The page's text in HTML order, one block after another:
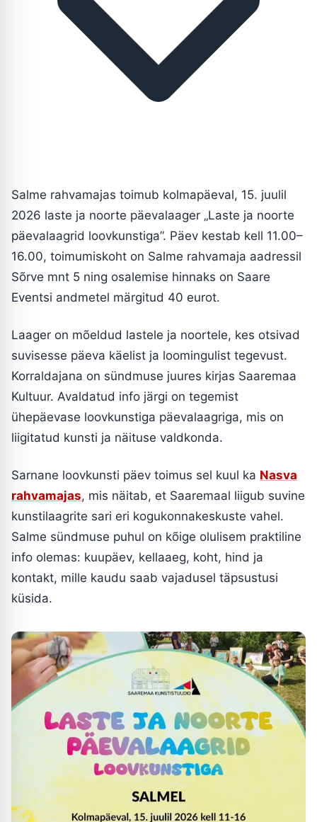
Salme rahvamajas toimub kolmapäeval, 15. juulil
2026 laste ja noorte päevalaager „Laste ja noorte
päevalaagrid loovkunstiga”. Päev kestab kell 11.00–
16.00, toimumiskoht on Salme rahvamaja aadressil
Sõrve mnt 5 ning osalemise hinnaks on Saare
Eventsi andmetel märgitud 40 eurot.
Laager on mõeldud lastele ja noortele, kes otsivad
suvisesse päeva käelist ja loomingulist tegevust.
Korraldajana on sündmuse juures kirjas Saaremaa
Kultuur. Avaldatud info järgi on tegemist
ühepäevase loovkunstiga päevalaagriga, mis on
liigitatud kunsti ja näituse valdkonda.
Sarnane loovkunsti päev toimus sel kuul ka Nasva
rahvamajas, mis näitab, et Saaremaal liigub suvine
kunstilaagrite sari eri kogukonnakeskuste vahel.
Salme sündmuse puhul on kõige olulisem praktiline
info olemas: kuupäev, kellaaeg, koht, hind ja
kontakt, mille kaudu saab vajadusel täpsustusi
küsida.